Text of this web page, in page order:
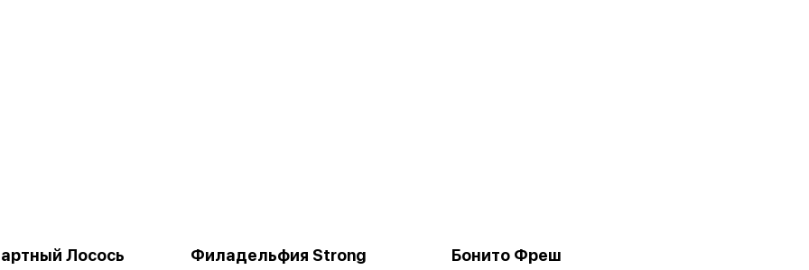
Лосось Филадельфия Strong Бонито Фреш